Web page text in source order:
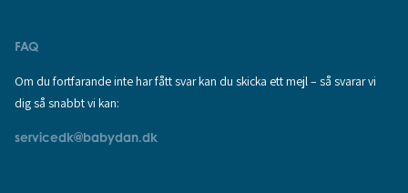
FAQ
Om du fortfarande inte har fått svar kan du skicka ett mejl – så svarar vi
dig så snabbt vi kan:
servicedk@babydan.dk